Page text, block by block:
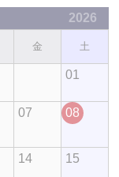
2026
金 土
01
07 08
14 15